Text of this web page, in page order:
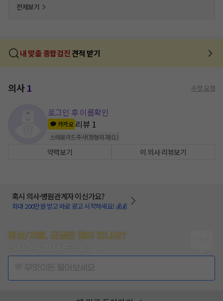
전체보기
내 맞춤 종합검진 견적 받기
의사1 수정 요청
로그인 후 이름확인
카카오 리뷰 1
스테로이드주사(정형외과)(1 )
약력보기 이 의사 리뷰보기
혹시 의사·병원관계자 이신가요?
최대 200만원 받고 바로 광고 시작하세요! 💰💰
증상/치료, 궁금한 점이 있나요?